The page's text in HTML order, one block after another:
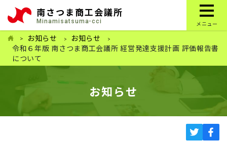
南さつま商工会議所
Minamisatsuma-cci メニュー
お知らせ
お知らせ
令和６年版 南さつま商工会議所 経営発達支援計画 評価報告書
について
お知らせ